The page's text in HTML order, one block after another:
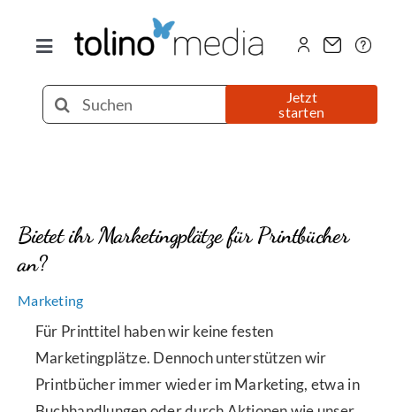
Inhalt
Toggle
Selfpublishing
Hörbuch
Über uns
Blog
Suche
nach:
Jetzt
starten
Bietet ihr Marketingplätze für Printbücher
an?
Marketing
Für Printtitel haben wir keine festen
Marketingplätze. Dennoch unterstützen wir
Printbücher immer wieder im Marketing, etwa in